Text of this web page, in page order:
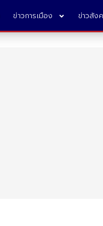
ข่าวการเมือง ข่าวสัง